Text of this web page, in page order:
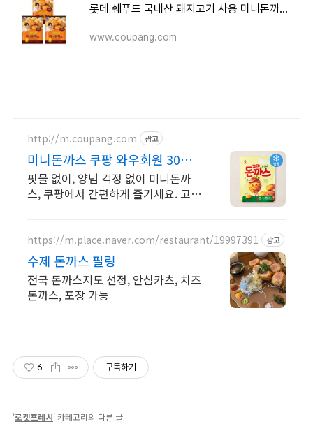
롯데 쉐푸드 국내산 돼지고기 사용 미니돈까스 380g x 3팩
www.coupang.com
http://m.coupang.com 광고
미니돈까스 쿠팡 와우회원 30일
무료반품
핏물 없이, 양념 걱정 없이 미니돈까
스, 쿠팡에서 간편하게 즐기세요. 고소
https://m.place.naver.com/restaurant/19997391 광고
수제 돈까스 필링
전국 돈까스지도 선정, 안심카츠, 치즈
돈까스, 포장 가능
6 구독하기
'로켓프레시' 카테고리의 다른 글